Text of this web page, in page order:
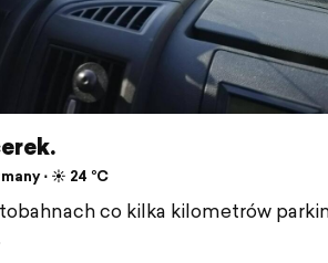
⋅ ☀️ 24 °C
co kilka kilometrów